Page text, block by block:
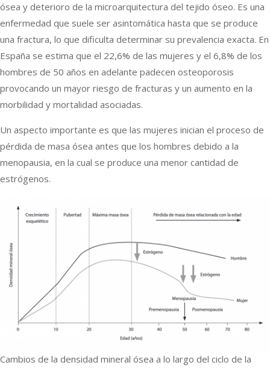
ósea y deterioro de la microarquitectura del tejido óseo. Es una
enfermedad que suele ser asintomática hasta que se produce
una fractura, lo que dificulta determinar su prevalencia exacta. En
España se estima que el 22,6% de las mujeres y el 6,8% de los
hombres de 50 años en adelante padecen osteoporosis
provocando un mayor riesgo de fracturas y un aumento en la
morbilidad y mortalidad asociadas.
Un aspecto importante es que las mujeres inician el proceso de
pérdida de masa ósea antes que los hombres debido a la
menopausia, en la cual se produce una menor cantidad de
estrógenos.
Cambios de la densidad mineral ósea a lo largo del ciclo de la